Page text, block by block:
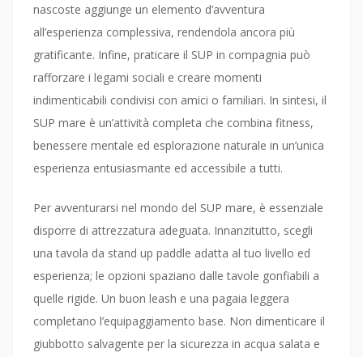
nascoste aggiunge un elemento d’avventura
all’esperienza complessiva, rendendola ancora più
gratificante. Infine, praticare il SUP in compagnia può
rafforzare i legami sociali e creare momenti
indimenticabili condivisi con amici o familiari. In sintesi, il
SUP mare è un’attività completa che combina fitness,
benessere mentale ed esplorazione naturale in un’unica
esperienza entusiasmante ed accessibile a tutti.
Per avventurarsi nel mondo del SUP mare, è essenziale
disporre di attrezzatura adeguata. Innanzitutto, scegli
una tavola da stand up paddle adatta al tuo livello ed
esperienza; le opzioni spaziano dalle tavole gonfiabili a
quelle rigide. Un buon leash e una pagaia leggera
completano l’equipaggiamento base. Non dimenticare il
giubbotto salvagente per la sicurezza in acqua salata e